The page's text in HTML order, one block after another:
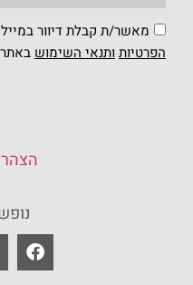
מאשר/ת קבלת דיוור
הפרטיות ותנאי השימוש באתר